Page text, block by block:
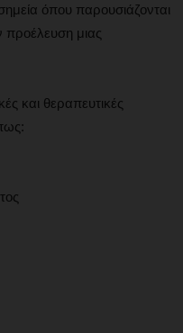
όπου παρουσιάζονται
προέλευση μιας
και θεραπευτικές